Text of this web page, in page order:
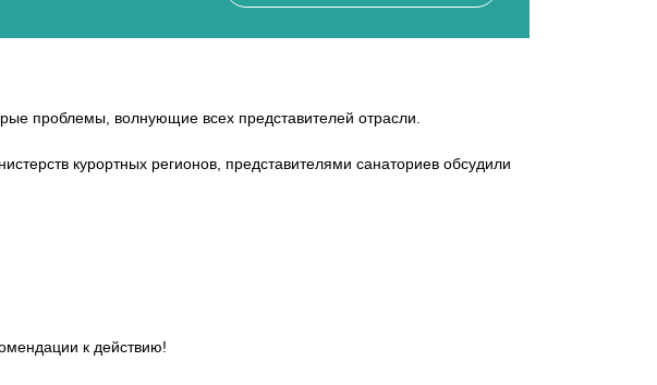
проблемы, волнующие всех представителей отрасли.
курортных регионов, представителями санаториев обсудили
к действию!